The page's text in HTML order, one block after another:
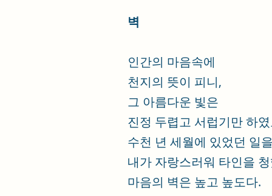
벽
인간의 마음속에
천지의 뜻이 피니,
그 아름다운 빛은
진정 두렵고 서럽기만 하
수천 년 세월에 있었던 일
내가 자랑스러워 타인을
마음의 벽은 높고 높도다.